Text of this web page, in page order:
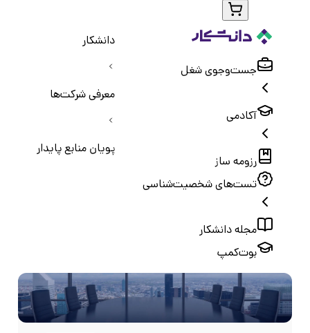
جست‌و‌جوی شغل
آکادمی
رزومه ساز
تست‌های شخصیت‌شناسی
مجله دانشکار
بوت‌کمپ
دانشکار
معرفی شرکت‌ها
پويان منابع پایدار